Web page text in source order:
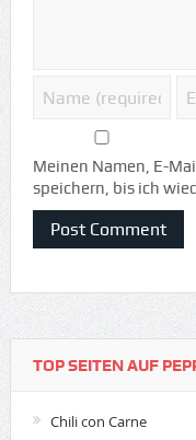
Meinen Namen, E-
speichern, bis ich
TOP SEITEN AUF
Chili con Carne